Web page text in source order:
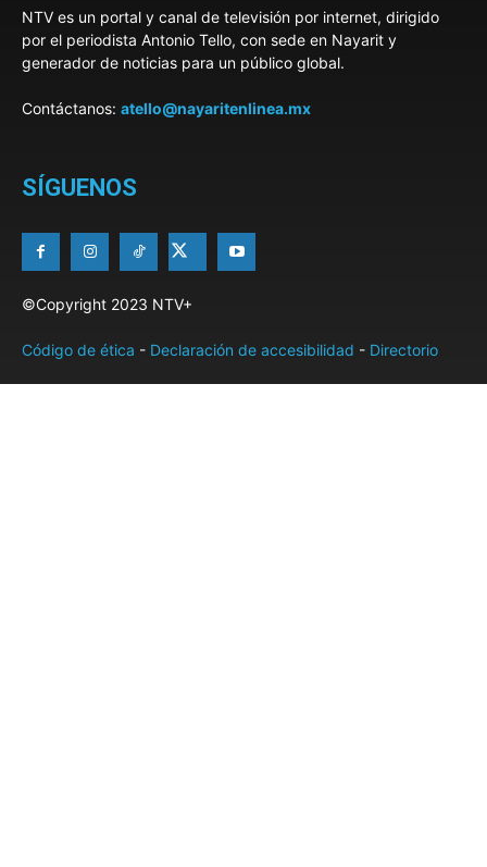
NTV es un portal y canal de televisión por internet, dirigido
por el periodista Antonio Tello, con sede en Nayarit y
generador de noticias para un público global.
Contáctanos: atello@nayaritenlinea.mx
SÍGUENOS
©Copyright 2023 NTV+
Código de ética - Declaración de accesibilidad - Directorio